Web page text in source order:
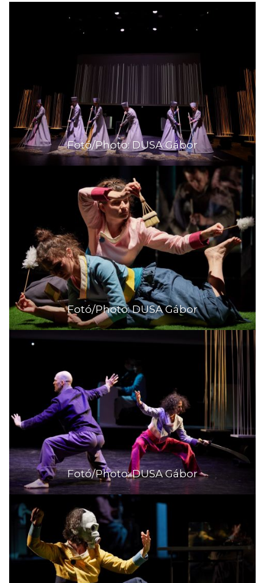
Fotó/Photo: DUSA Gábor
Fotó/Photo: DUSA Gábor
Fotó/Photo: DUSA Gábor